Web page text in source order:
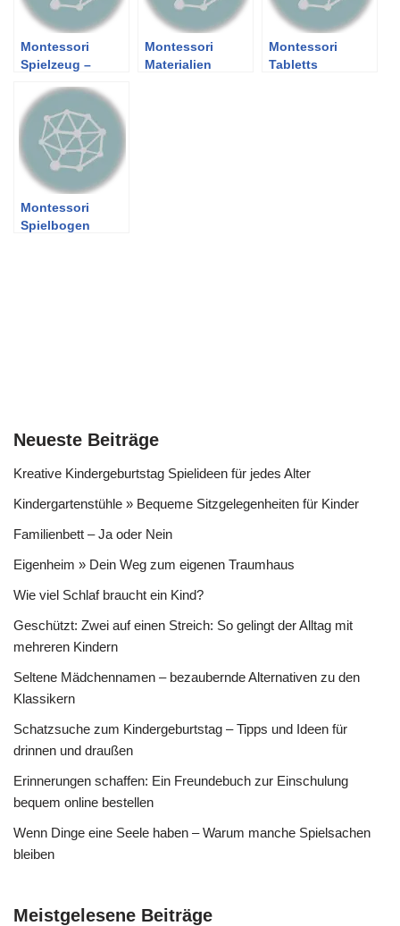
Montessori
Spielzeug –
die Materialien
Montessori
Materialien
Montessori
Tabletts
Montessori
Spielbogen
Neueste Beiträge
Kreative Kindergeburtstag Spielideen für jedes Alter
Kindergartenstühle » Bequeme Sitzgelegenheiten für Kinder
Familienbett – Ja oder Nein
Eigenheim » Dein Weg zum eigenen Traumhaus
Wie viel Schlaf braucht ein Kind?
Geschützt: Zwei auf einen Streich: So gelingt der Alltag mit
mehreren Kindern
Seltene Mädchennamen – bezaubernde Alternativen zu den
Klassikern
Schatzsuche zum Kindergeburtstag – Tipps und Ideen für
drinnen und draußen
Erinnerungen schaffen: Ein Freundebuch zur Einschulung
bequem online bestellen
Wenn Dinge eine Seele haben – Warum manche Spielsachen
bleiben
Meistgelesene Beiträge